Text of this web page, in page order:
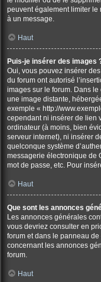
peuvent également limiter le
à un message.
Haut
Puis-je insérer des images
Oui, vous pouvez insérer
du forum ont autorisé
images sur le forum. Dans
une image distante,
exemple « http://
cependant ni insérer de lien
ordinateur (à moins, bien
serveur internet), ni insérer
quelconque système
messagerie électronique de
mot de passe, etc. Pour
Haut
Que sont les annonces
Les annonces générales
vous devriez consulter en
forum et dans le panneau
concernant les annonces
forum.
Haut